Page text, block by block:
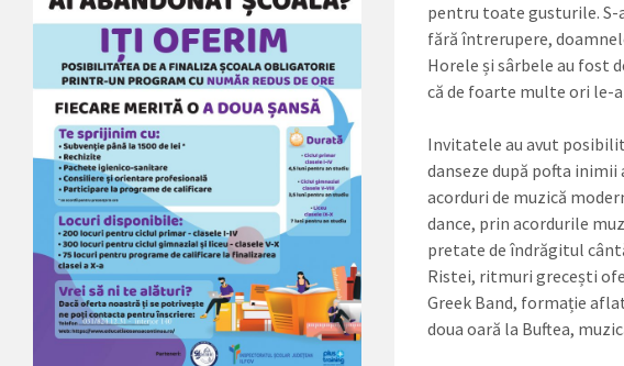
pentru toate gusturile. S-
fără întrerupere,
Horele și sârbele au fost
că de foarte multe ori le-
Invitatele au avut
danseze după pofta inimii
acorduri de muzică
dance, prin acordurile
pre­tate de îndrăgitul
Ristei, ritmuri grecești
Greek Band, for­mație
doua oară la Buftea,